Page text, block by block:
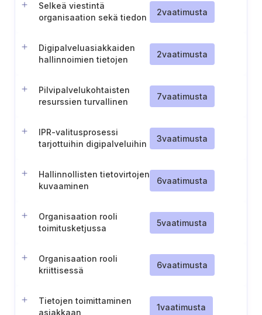
liittyvissä sopimuksissa
Selkeä viestintä
organisaation sekä tiedon
digipalvelujen
näkökulmasta
2vaatimusta
Digipalveluasiakkaiden
hallinnoimien tietojen
2vaatimusta
Pilvipalvelukohtaisten
resurssien turvallinen
7vaatimusta
IPR-valitusprosessi
tarjottuihin digipalveluihin
3vaatimusta
Hallinnollisten tietovirtojen
kuvaaminen
6vaatimusta
Organisaation rooli
toimitusketjussa
5vaatimusta
Organisaation rooli
kriittisessä
6vaatimusta
Tietojen toimittaminen
asiakkaan
1vaatimusta